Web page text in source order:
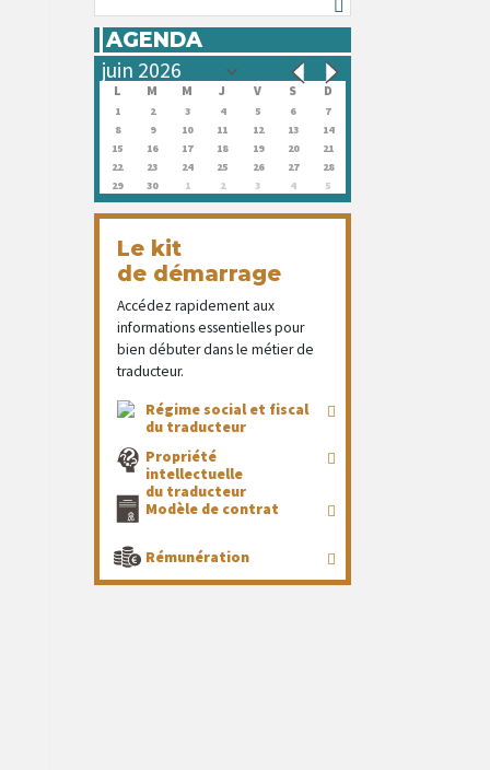
AGENDA
L M M J V S D
1 2 3 4 5 6
7
8
9 10 11 12 13
14
15
16 17 18 19 20
21
22
23 24 25 26 27
28
29
30 1 2 3 4 5
Le kit
de démarrage
Accédez rapidement aux
informations essentielles pour
bien débuter dans le métier de
traducteur.
Régime social et fiscal
du traducteur
Propriété
intellectuelle
du traducteur
Modèle de contrat
Rémunération